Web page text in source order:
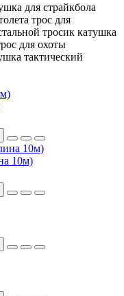
для страйкбола
трос для
тросик катушка
для охоты
тактический
10м)